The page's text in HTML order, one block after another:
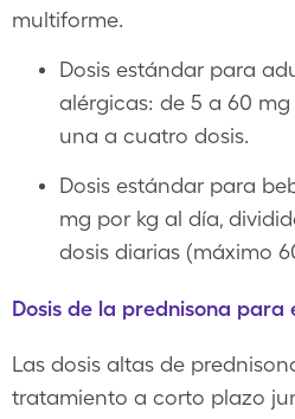
multiforme.
Dosis estándar para
alérgicas: de 5 a 60
una a cuatro dosis.
Dosis estándar para
mg por kg al día,
dosis diarias (máximo
Dosis de la prednisona para
Las dosis altas de
tratamiento a corto plazo